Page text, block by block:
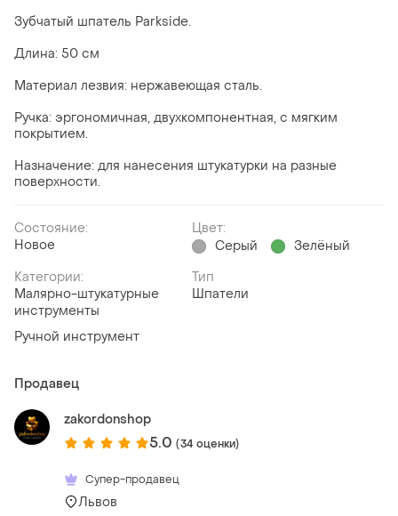
Зубчатый шпатель Parkside.
Длина: 50 см
Материал лезвия: нержавеющая сталь.
Ручка: эргономичная, двухкомпонентная, с мягким
покрытием.
Назначение: для нанесения штукатурки на разные
поверхности.
Состояние:
Новое
Цвет:
Серый
Зелёный
Категории:
Малярно-штукатурные
инструменты
Ручной инструмент
Тип
Шпатели
Продавец
zakordonshop
5.0 (34 оценки)
Супер-продавец
Львов